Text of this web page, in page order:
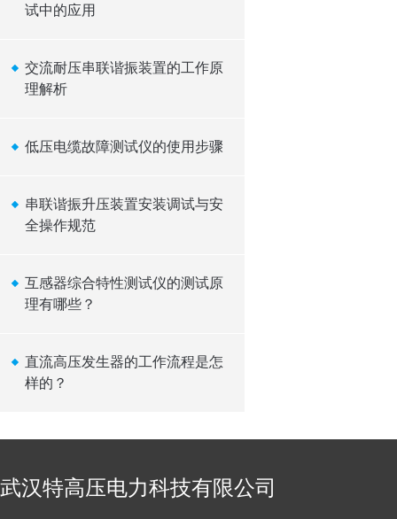
试中的应用
交流耐压串联谐振装置的工作原
理解析
低压电缆故障测试仪的使用步骤
串联谐振升压装置安装调试与安
全操作规范
互感器综合特性测试仪的测试原
理有哪些？
直流高压发生器的工作流程是怎
样的？
武汉特高压电力科技有限公司